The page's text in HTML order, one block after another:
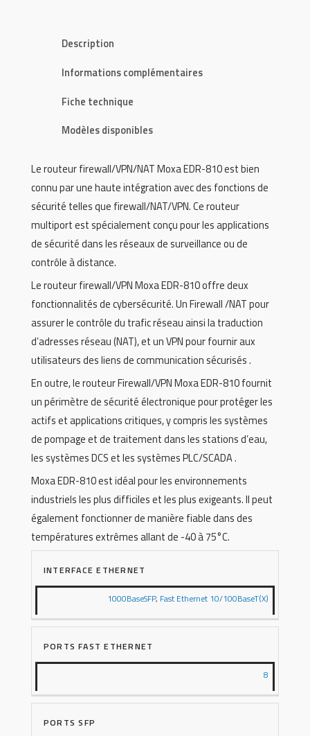
Description
Informations complémentaires
Fiche technique
Modèles disponibles
Le routeur firewall/VPN/NAT Moxa EDR-810 est bien
connu par une haute intégration avec des fonctions de
sécurité telles que firewall/NAT/VPN. Ce routeur
multiport est spécialement conçu pour les applications
de sécurité dans les réseaux de surveillance ou de
contrôle à distance.
Le routeur firewall/VPN Moxa EDR-810 offre deux
fonctionnalités de cybersécurité. Un Firewall /NAT pour
assurer le contrôle du trafic réseau ainsi la traduction
d’adresses réseau (NAT), et un VPN pour fournir aux
utilisateurs des liens de communication sécurisés .
En outre, le routeur Firewall/VPN Moxa EDR-810 fournit
un périmètre de sécurité électronique pour protéger les
actifs et applications critiques, y compris les systèmes
de pompage et de traitement dans les stations d’eau,
les systèmes DCS et les systèmes PLC/SCADA .
Moxa EDR-810 est idéal pour les environnements
industriels les plus difficiles et les plus exigeants. Il peut
également fonctionner de manière fiable dans des
températures extrêmes allant de -40 à 75°C.
INTERFACE ETHERNET
1000BaseSFP, Fast Ethernet 10/100BaseT(X)
PORTS FAST ETHERNET
8
PORTS SFP